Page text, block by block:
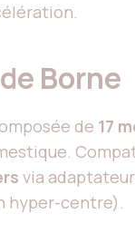
Borne
de 17
via
hyper-centre).